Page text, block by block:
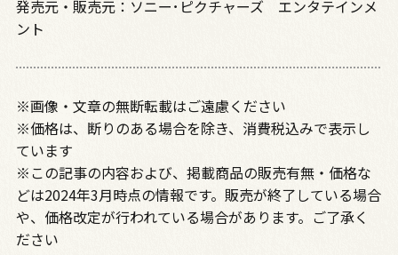
発売元・販売元：ソニー･ピクチャーズ エンタテインメ
ント
※画像・文章の無断転載はご遠慮ください
※価格は、断りのある場合を除き、消費税込みで表示し
ています
※この記事の内容および、掲載商品の販売有無・価格な
どは2024年3月時点の情報です。販売が終了している場合
や、価格改定が行われている場合があります。ご了承く
ださい